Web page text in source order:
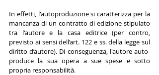
In effetti, l'autoproduzione si caratterizza per la
mancanza di un contratto di edizione stipulato
tra l'autore e la casa editrice (per contro,
previsto ai sensi dell’art. 122 e ss. della legge sul
diritto d’autore). Di conseguenza, l'autore auto-
produce la sua opera a sue spese e sotto
propria responsabilità.